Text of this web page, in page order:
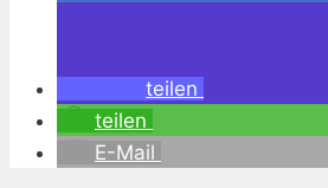
teilen
teilen
E-Mail